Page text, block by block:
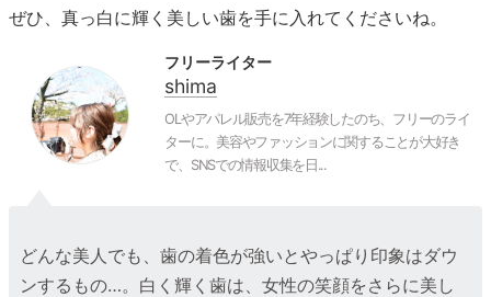
ぜひ、真っ白に輝く美しい歯を手に入れてくださいね。
フリーライター
shima
OLやアパレル販売を7年経験したのち、フリーのライ
ターに。美容やファッションに関することが大好き
で、SNSでの情報収集を日...
どんな美人でも、歯の着色が強いとやっぱり印象はダウ
ンするもの…。白く輝く歯は、女性の笑顔をさらに美し